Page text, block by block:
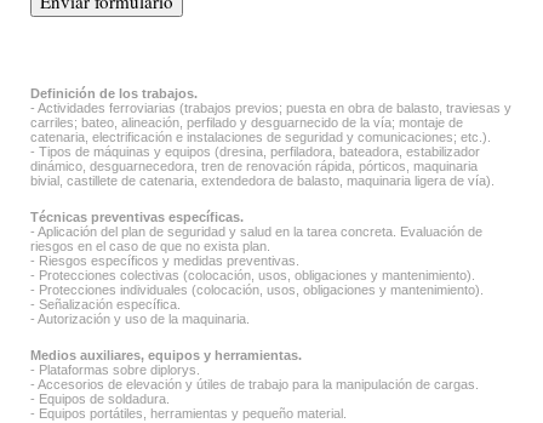
Definición de los trabajos.
- Actividades ferroviarias (trabajos previos; puesta en obra de balasto, traviesas y
carriles; bateo, alineación, perfilado y desguarnecido de la vía; montaje de
catenaria, electrificación e instalaciones de seguridad y comunicaciones; etc.).
- Tipos de máquinas y equipos (dresina, perfiladora, bateadora, estabilizador
dinámico, desguarnecedora, tren de renovación rápida, pórticos, maquinaria
bivial, castillete de catenaria, extendedora de balasto, maquinaria ligera de vía).
Técnicas preventivas específicas.
- Aplicación del plan de seguridad y salud en la tarea concreta. Evaluación de
riesgos en el caso de que no exista plan.
- Riesgos específicos y medidas preventivas.
- Protecciones colectivas (colocación, usos, obligaciones y mantenimiento).
- Protecciones individuales (colocación, usos, obligaciones y mantenimiento).
- Señalización específica.
- Autorización y uso de la maquinaria.
Medios auxiliares, equipos y herramientas.
- Plataformas sobre diplorys.
- Accesorios de elevación y útiles de trabajo para la manipulación de cargas.
- Equipos de soldadura.
- Equipos portátiles, herramientas y pequeño material.